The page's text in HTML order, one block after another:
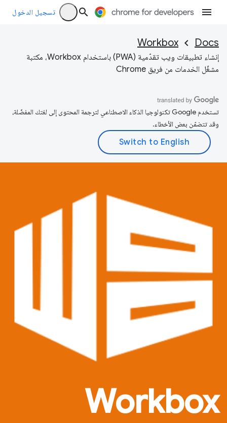
تسجيل الدخول
Docs
Workbox
إنشاء تطبيقات ويب تقدّمية (PWA) باستخدام Workbox، مكتبة
مشغّل الخدمات من فريق Chrome
تستخدم Google تكنولوجيا الذكاء الاصطناعي لترجمة المحتوى إلى لغتك المفضّلة،
وقد تتضمّن بعض الأخطاء.
Workbox